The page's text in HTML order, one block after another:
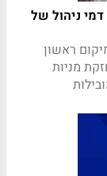
ניהול של
ראשון
מניות